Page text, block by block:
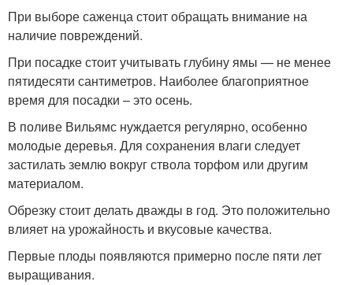
При выборе саженца стоит обращать внимание на
наличие повреждений.
При посадке стоит учитывать глубину ямы — не менее
пятидесяти сантиметров. Наиболее благоприятное
время для посадки – это осень.
В поливе Вильямс нуждается регулярно, особенно
молодые деревья. Для сохранения влаги следует
застилать землю вокруг ствола торфом или другим
материалом.
Обрезку стоит делать дважды в год. Это положительно
влияет на урожайность и вкусовые качества.
Первые плоды появляются примерно после пяти лет
выращивания.